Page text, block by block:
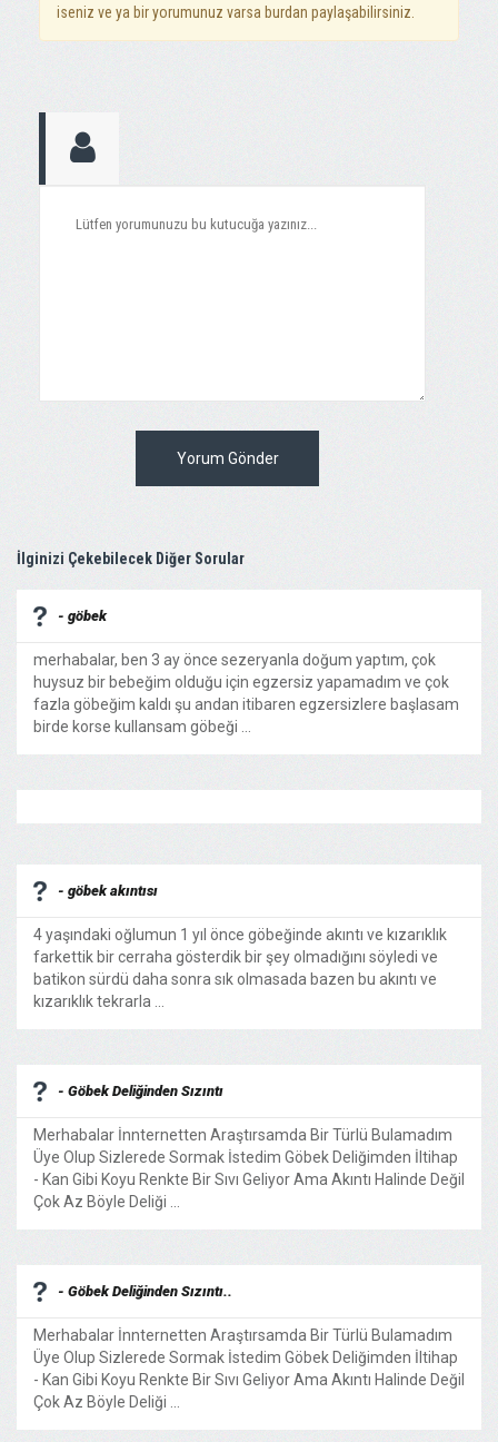
iseniz ve ya bir yorumunuz varsa burdan paylaşabilirsiniz.
Yorum Gönder
İlginizi Çekebilecek Diğer Sorular
- göbek
merhabalar, ben 3 ay önce sezeryanla doğum yaptım, çok
huysuz bir bebeğim olduğu için egzersiz yapamadım ve çok
fazla göbeğim kaldı şu andan itibaren egzersizlere başlasam
birde korse kullansam göbeği ...
- göbek akıntısı
4 yaşındaki oğlumun 1 yıl önce göbeğinde akıntı ve kızarıklık
farkettik bir cerraha gösterdik bir şey olmadığını söyledi ve
batikon sürdü daha sonra sık olmasada bazen bu akıntı ve
kızarıklık tekrarla ...
- Göbek Deliğinden Sızıntı
Merhabalar İnnternetten Araştırsamda Bir Türlü Bulamadım
Üye Olup Sizlerede Sormak İstedim Göbek Deliğimden İltihap
- Kan Gibi Koyu Renkte Bir Sıvı Geliyor Ama Akıntı Halinde Değil
Çok Az Böyle Deliği ...
- Göbek Deliğinden Sızıntı..
Merhabalar İnnternetten Araştırsamda Bir Türlü Bulamadım
Üye Olup Sizlerede Sormak İstedim Göbek Deliğimden İltihap
- Kan Gibi Koyu Renkte Bir Sıvı Geliyor Ama Akıntı Halinde Değil
Çok Az Böyle Deliği ...